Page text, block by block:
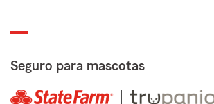
Seguro para mascotas